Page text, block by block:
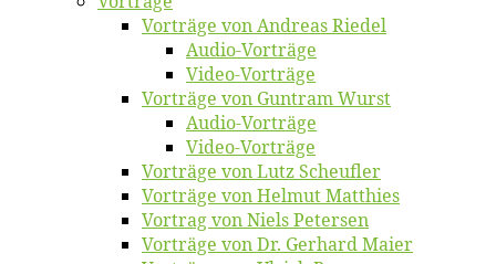
Vor­trä­ge von An­dre­as Riedel
Au­dio-Vor­trä­ge
Vi­deo-Vor­trä­ge
Vor­trä­ge von Gun­tram Wurst
Au­dio-Vor­trä­ge
Vi­deo-Vor­trä­ge
Vor­trä­ge von Lutz Scheufler
Vor­trä­ge von Hel­mut Matthies
Vor­trag von Niels Petersen
Vor­trä­ge von Dr. Ger­hard Maier